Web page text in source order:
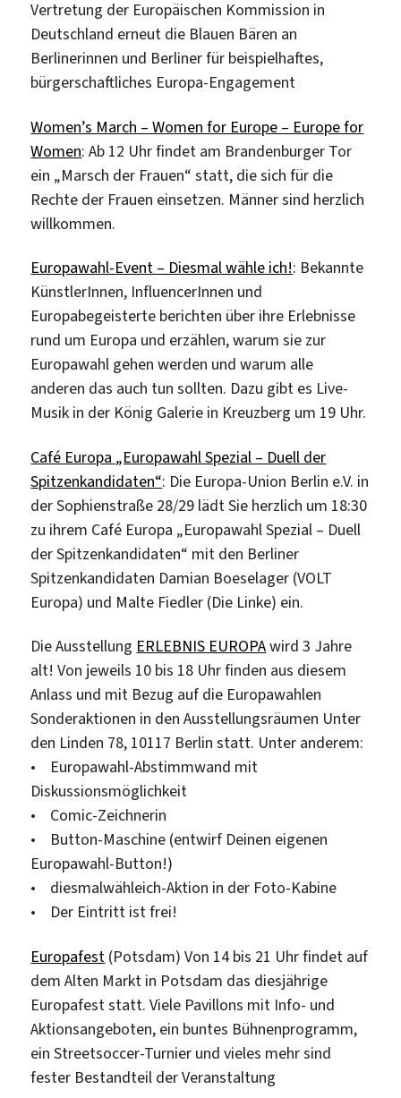
Vertretung der Europäischen Kommission in
Deutschland erneut die Blauen Bären an
Berlinerinnen und Berliner für beispielhaftes,
bürgerschaftliches Europa-Engagement
Women’s March – Women for Europe – Europe for
Women: Ab 12 Uhr findet am Brandenburger Tor
ein „Marsch der Frauen“ statt, die sich für die
Rechte der Frauen einsetzen. Männer sind herzlich
willkommen.
Europawahl-Event – Diesmal wähle ich!: Bekannte
KünstlerInnen, InfluencerInnen und
Europabegeisterte berichten über ihre Erlebnisse
rund um Europa und erzählen, warum sie zur
Europawahl gehen werden und warum alle
anderen das auch tun sollten. Dazu gibt es Live-
Musik in der König Galerie in Kreuzberg um 19 Uhr.
Café Europa „Europawahl Spezial – Duell der
Spitzenkandidaten“: Die Europa-Union Berlin e.V. in
der Sophienstraße 28/29 lädt Sie herzlich um 18:30
zu ihrem Café Europa „Europawahl Spezial – Duell
der Spitzenkandidaten“ mit den Berliner
Spitzenkandidaten Damian Boeselager (VOLT
Europa) und Malte Fiedler (Die Linke) ein.
Die Ausstellung ERLEBNIS EUROPAwird 3 Jahre
alt! Von jeweils 10 bis 18 Uhr finden aus diesem
Anlass und mit Bezug auf die Europawahlen
Sonderaktionen in den Ausstellungsräumen Unter
den Linden 78, 10117 Berlin statt. Unter anderem:
• Europawahl-Abstimmwand mit
Diskussionsmöglichkeit
• Comic-Zeichnerin
• Button-Maschine (entwirf Deinen eigenen
Europawahl-Button!)
• diesmalwähleich-Aktion in der Foto-Kabine
• Der Eintritt ist frei!
Europafest (Potsdam) Von 14 bis 21 Uhr findet auf
dem Alten Markt in Potsdam das diesjährige
Europafest statt. Viele Pavillons mit Info- und
Aktionsangeboten, ein buntes Bühnenprogramm,
ein Streetsoccer-Turnier und vieles mehr sind
fester Bestandteil der Veranstaltung